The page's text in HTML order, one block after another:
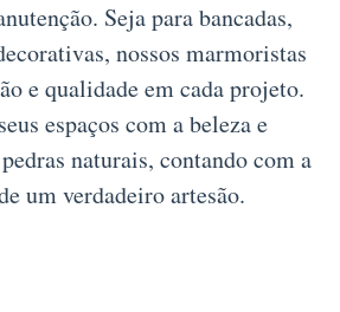
Seja para bancadas,
nossos marmoristas
e qualidade em cada projeto.
espaços com a beleza e
naturais, contando com a
um verdadeiro artesão.